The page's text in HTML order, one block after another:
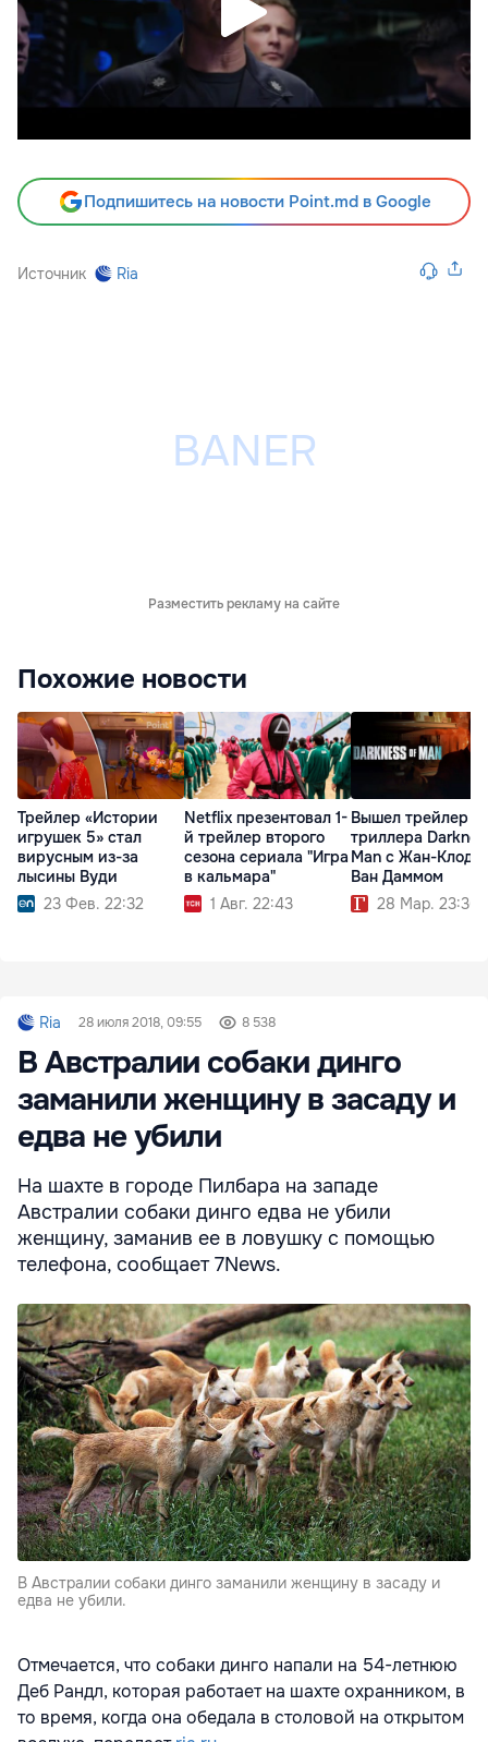
Подпишитесь на новости Point.md в Google
Источник Ria
Разместить рекламу на сайте
Похожие новости
Трейлер «Истории
игрушек 5» стал
вирусным из-за
лысины Вуди
23 Фев. 22:32
Netflix презентовал 1-
й трейлер второго
сезона сериала "Игра
в кальмара"
1 Авг. 22:43
Вышел трейлер
триллера
Man с Жан-
Ван Даммом
28 Мар. 23:36
Ria 28 июля 2018, 09:55 8 538
В Австралии собаки динго
заманили женщину в засаду и
едва не убили
На шахте в городе Пилбара на западе
Австралии собаки динго едва не убили
женщину, заманив ее в ловушку с помощью
телефона, сообщает 7News.
В Австралии собаки динго заманили женщину в засаду и
едва не убили.
Отмечается, что собаки динго напали на 54-летнюю
Деб Рандл, которая работает на шахте охранником, в
то время, когда она обедала в столовой на открытом